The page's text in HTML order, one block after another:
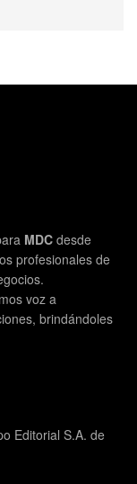
MDC desde
profesionales de
voz a
brindándoles
Editorial S.A. de